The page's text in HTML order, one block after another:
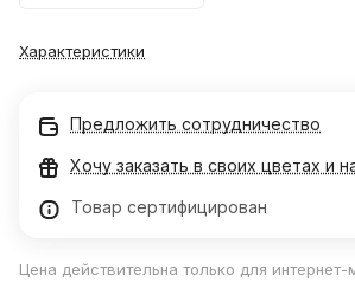
Характеристики
Предложить сотрудничество
Хочу заказать в своих цветах и
Товар сертифицирован
Цена действительна только для